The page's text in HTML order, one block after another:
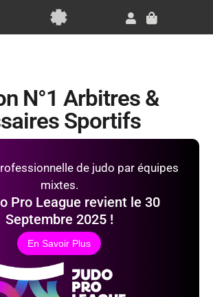
Panier
N°1 Arbitres &
Sportifs
Pro League revient le 30
Septembre 2025 !
de judo par équipes
mixtes.
En Savoir Plus